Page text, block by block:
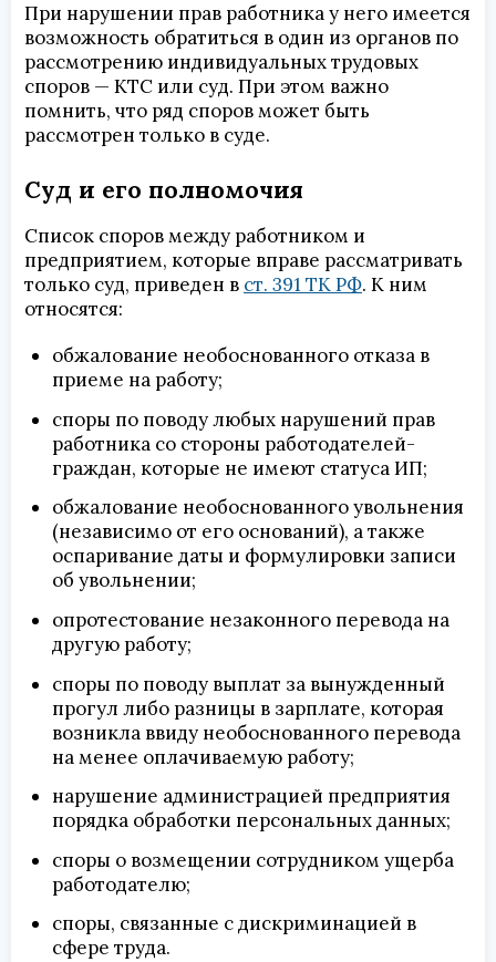
При нарушении прав работника у него имеется
возможность обратиться в один из органов по
рассмотрению индивидуальных трудовых
споров — КТС или суд. При этом важно
помнить, что ряд споров может быть
рассмотрен только в суде.
Суд и его полномочия
Список споров между работником и
предприятием, которые вправе рассматривать
только суд, приведен в ст. 391 ТК РФ. К ним
относятся:
обжалование необоснованного отказа в
приеме на работу;
споры по поводу любых нарушений прав
работника со стороны работодателей-
граждан, которые не имеют статуса ИП;
обжалование необоснованного увольнения
(независимо от его оснований), а также
оспаривание даты и формулировки записи
об увольнении;
опротестование незаконного перевода на
другую работу;
споры по поводу выплат за вынужденный
прогул либо разницы в зарплате, которая
возникла ввиду необоснованного перевода
на менее оплачиваемую работу;
нарушение администрацией предприятия
порядка обработки персональных данных;
споры о возмещении сотрудником ущерба
работодателю;
споры, связанные с дискриминацией в
сфере труда.